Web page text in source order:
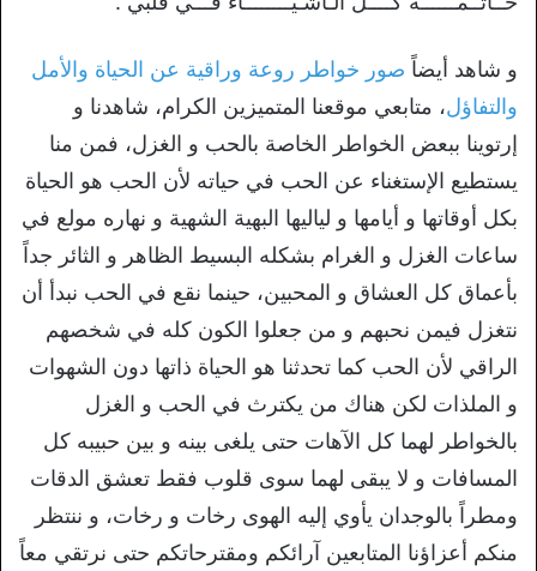
و شاهد أيضاً صور خواطر روعة وراقية عن الحياة والأمل
والتفاؤل، متابعي موقعنا المتميزين الكرام، شاهدنا و
إرتوينا ببعض الخواطر الخاصة بالحب و الغزل، فمن منا
يستطيع الإستغناء عن الحب في حياته لأن الحب هو الحياة
بكل أوقاتها و أيامها و لياليها البهية الشهية و نهاره مولع في
ساعات الغزل و الغرام بشكله البسيط الظاهر و الثائر جداً
بأعماق كل العشاق و المحبين، حينما نقع في الحب نبدأ أن
نتغزل فيمن نحبهم و من جعلوا الكون كله في شخصهم
الراقي لأن الحب كما تحدثنا هو الحياة ذاتها دون الشهوات
و الملذات لكن هناك من يكترث في الحب و الغزل
بالخواطر لهما كل الآهات حتى يلغى بينه و بين حبيبه كل
المسافات و لا يبقى لهما سوى قلوب فقط تعشق الدقات
ومطراً بالوجدان يأوي إليه الهوى رخات و رخات، و ننتظر
منكم أعزاؤنا المتابعين آرائكم ومقترحاتكم حتى نرتقي معاً